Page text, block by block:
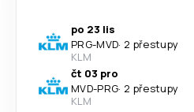
po 23 lis
PRG-MVD· 2 přestupy
KLM
čt 03 pro
MVD-PRG· 2 přestupy
KLM